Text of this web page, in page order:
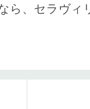
ら、セラヴィ